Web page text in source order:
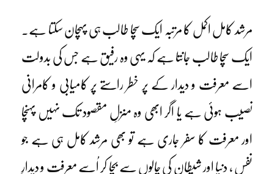
مرشد کامل اکمل کا مرتبہ ایک سچا طالب ہی پہچان سکتا ہے۔
ایک سچا طالب جانتا ہے کہ یہی وہ رفیق ہے جس کی بدولت
اسے معرفت و دیدار کے پر خطر راستے پر کامیابی و کامرانی
نصیب ہوئی ہے یا اگر ابھی وہ منزلِ مقصود تک نہیں پہنچا
اور معرفت کا سفر جاری ہے تو بھی مرشد کامل ہی ہے جو
نفس ، دنیا اور شیطان کی چالوں سے بچا کر اُسے معرفت و دیدارِ